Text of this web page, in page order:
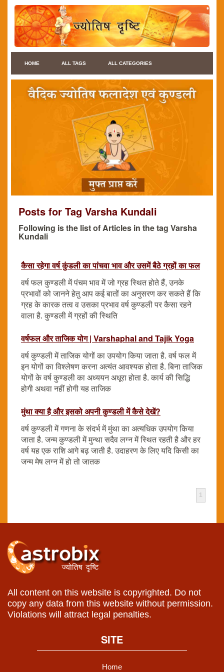
HOME ALL TAGS ALL CATEGORIES
Posts for Tag Varsha Kundali
Following is the list of Articles in the tag Varsha
Kundali
कैसा रहेगा वर्ष कुंडली का पांचवा भाव और उसमें बैठे ग्रहों का फल
वर्ष फल कुण्डली में पंचम भाव में जो ग्रह स्थित होते हैं, उनके
प्रभावों को जानने हेतु आप कई बातों का अनुसरण कर सकते हैं कि
ग्रह के कारक तत्व व उसका प्रभाव वर्ष कुण्डली पर कैसा रहने
वाला है. कुण्डली में ग्रहों की स्थिति
वर्षफल और ताजिक योग | Varshaphal and Tajik Yoga
वर्ष कुण्डली में ताजिक योगों का उपयोग किया जाता है. वर्ष फल में
इन योगों का विश्लेषण करना अत्यंत आवश्यक होता है. बिना ताजिक
योगों के वर्ष कुण्डली का अध्ययन अधूरा होता है. कार्य की सिद्धि
होगी अथवा नहीं होगी यह ताजिक
मुंथा क्या है और इसको अपनी कुण्डली में कैसे देखें?
वर्ष कुण्डली में गणना के संदर्भ में मुंथा का अत्यधिक उपयोग किया
जाता है. जन्म कुण्डली में मुन्था सदैव लग्न में स्थित रहती है और हर
वर्ष यह एक राशि आगे बढ़ जाती है. उदाहरण के लिए यदि किसी का
जन्म मेष लग्न में हो तो जातक
1
All content on this website is copyrighted. Do not
copy any data from this website without permission.
Violations will attract legal penalties.
SITE
Home